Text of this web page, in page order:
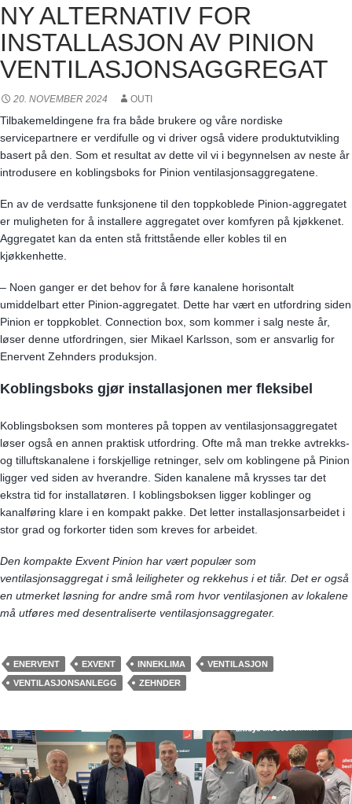
NY ALTERNATIV FOR
INSTALLASJON AV PINION
VENTILASJONSAGGREGAT
20. NOVEMBER 2024 OUTI
Tilbakemeldingene fra fra både brukere og våre nordiske
servicepartnere er verdifulle og vi driver også videre produktutvikling
basert på den. Som et resultat av dette vil vi i begynnelsen av neste år
introdusere en koblingsboks for Pinion ventilasjonsaggregatene.
En av de verdsatte funksjonene til den toppkoblede Pinion-aggregatet
er muligheten for å installere aggregatet over komfyren på kjøkkenet.
Aggregatet kan da enten stå frittstående eller kobles til en
kjøkkenhette.
– Noen ganger er det behov for å føre kanalene horisontalt
umiddelbart etter Pinion-aggregatet. Dette har vært en utfordring siden
Pinion er toppkoblet. Connection box, som kommer i salg neste år,
løser denne utfordringen, sier Mikael Karlsson, som er ansvarlig for
Enervent Zehnders produksjon.
Koblingsboks gjør installasjonen mer fleksibel
Koblingsboksen som monteres på toppen av ventilasjonsaggregatet
løser også en annen praktisk utfordring. Ofte må man trekke avtrekks-
og tilluftskanalene i forskjellige retninger, selv om koblingene på Pinion
ligger ved siden av hverandre. Siden kanalene må krysses tar det
ekstra tid for installatøren. I koblingsboksen ligger koblinger og
kanalføring klare i en kompakt pakke. Det letter installasjonsarbeidet i
stor grad og forkorter tiden som kreves for arbeidet.
Den kompakte Exvent Pinion har vært populær som
ventilasjonsaggregat i små leiligheter og rekkehus i et tiår. Det er også
en utmerket løsning for andre små rom hvor ventilasjonen av lokalene
må utføres med desentraliserte ventilasjonsaggregater.
ENERVENT EXVENT INNEKLIMA
VENTILASJON
VENTILASJONSANLEGG
ZEHNDER